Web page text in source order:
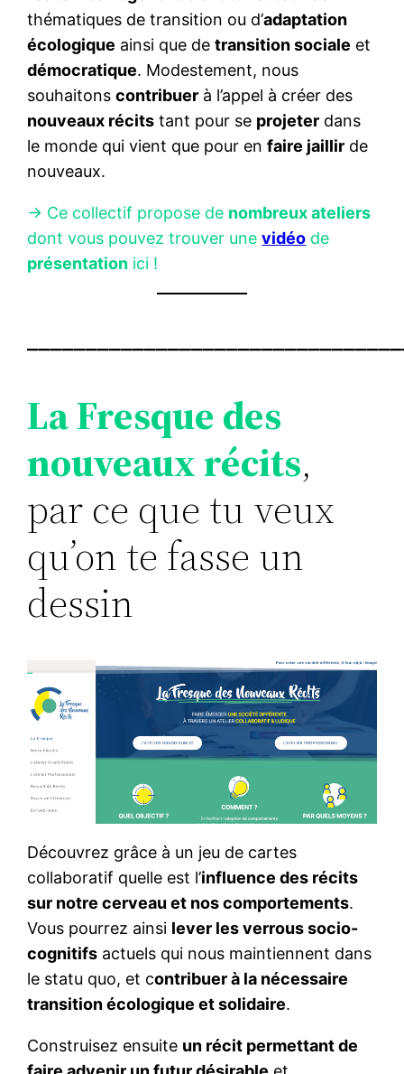
thématiques de transition ou d’adaptation
écologique ainsi que detransition sociale et
démocratique. Modestement, nous
souhaitonscontribuer à l’appel à créer des
nouveaux récits tant pour se projeter dans
le monde qui vient que pour enfaire jaillir de
nouveaux.
-> Ce collectif propose de nombreux ateliers
dont vous pouvez trouver unevidéo de
présentation ici !
La Fresque des
nouveaux récits,
par ce que tu veux
qu’on te fasse un
dessin
Découvrez grâce à un jeu de cartes
collaboratif quelle est l’influence des récits
sur notre cerveau et nos comportements.
Vous pourrez ainsi lever les verrous socio-
cognitifs actuels qui nous maintiennent dans
le statu quo, et contribuer à la nécessaire
transition écologique et solidaire.
Construisez ensuite un récit permettant de